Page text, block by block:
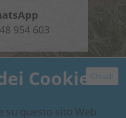
Chiudi
Cookie
su questo sito Web
954 603